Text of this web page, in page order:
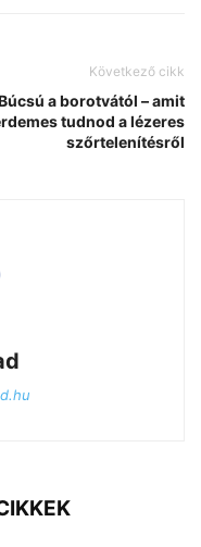
Következő cikk
a borotvától – amit
tudnod a lézeres
szőrtelenítésről